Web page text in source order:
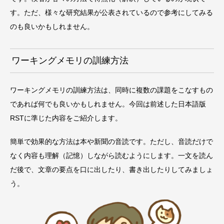
す。ただ、様々な研究結果が公表されているので参考にしてみる
のも良いかもしれません。
ワーキングメモリの訓練方法
ワーキングメモリの訓練方法は、同時に複数の課題をこなすもの
であれば何でも良いかもしれません。今回は前述した日本語版
RSTに準じた内容をご紹介します。
簡単で効果的な方法は本や新聞の音読です。ただし、音読だけで
なく内容も理解（記憶）しながら読むようにします。一文を読ん
だ後で、文章の要点を口に出したり、書き出したりしてみましょ
う。